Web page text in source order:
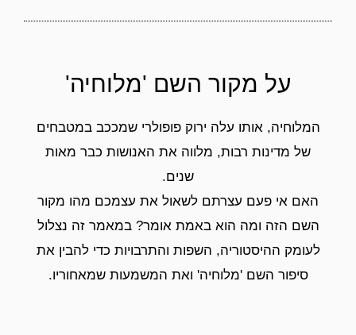
על מקור השם 'מלוחיה'
המלוחיה, אותו עלה ירוק פופולרי שמככב במטבחים
של מדינות רבות, מלווה את האנושות כבר מאות
שנים.
האם אי פעם עצרתם לשאול את עצמכם מהו מקור
השם הזה ומה הוא באמת אומר? במאמר זה נצלול
לעומק ההיסטוריה, השפות והתרבויות כדי להבין את
סיפור השם 'מלוחיה' ואת המשמעות שמאחוריו.